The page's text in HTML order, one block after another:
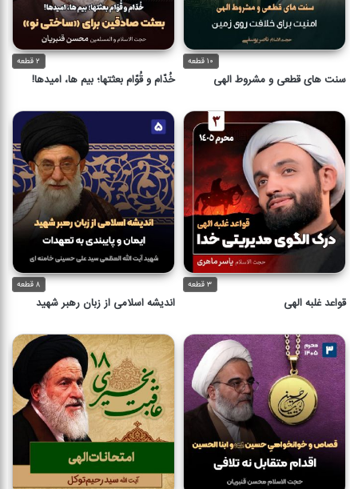
۱۰ قطعه
سنت های قطعی و مشروط الهی
۲ قطعه
خُدّام و قُوّام بعثتها؛ بیم ها، امیدها!
۳ قطعه
قواعد غلبه الهی
۸ قطعه
اندیشه اسلامی از زبان رهبر شهید